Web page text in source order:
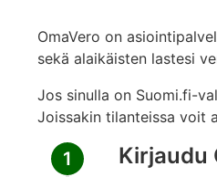
OmaVero on
sekä alaikäisten lastesi
Jos sinulla on Suomi.fi-
Joissakin tilanteissa voit
1 Kirjaudu